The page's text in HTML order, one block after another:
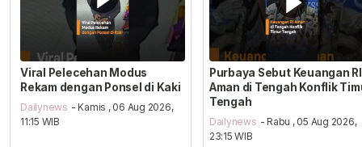
Viral Pelecehan Modus
Rekam dengan Ponsel di Kaki
Dailynews - Kamis , 06 Aug 2026,
11:15 WIB
Purbaya Sebut Keuangan RI
Aman di Tengah Konflik
Tengah
Dailynews - Rabu , 05 Aug 2026,
23:15 WIB